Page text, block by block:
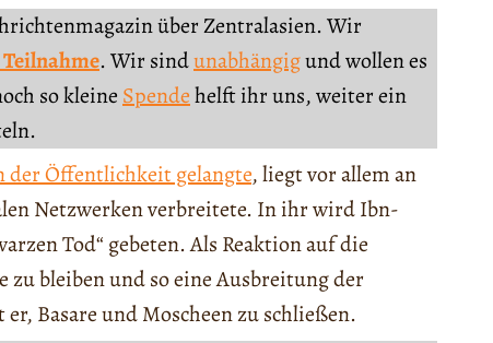
über Zentralasien. Wir
. Wir sindunabhängigund wollen es
so kleine Spendehelft ihr uns, weiter ein
der Öffentlichkeit gelangte, liegt vor allem an
Netzwerken verbreitete. In ihr wird Ibn-
Tod“ gebeten. Als Reaktion auf die
bleiben und so eine Ausbreitung der
Basare und Moscheen zu schließen.